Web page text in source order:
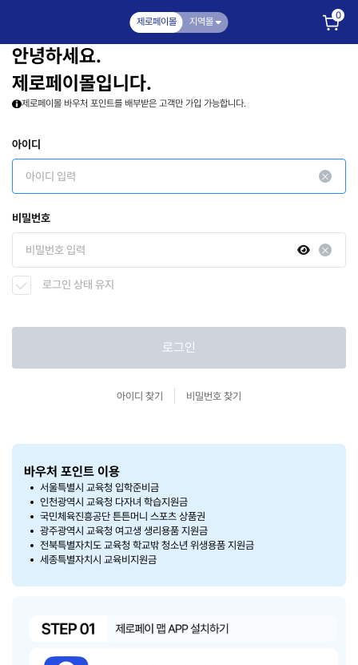
제로페이몰 지역몰
0
안녕하세요.
제로페이몰입니다.
제로페이몰 바우처 포인트를 배부받은 고객만 가입 가능합니다.
아이디
비밀번호
로그인 상태 유지
로그인
아이디 찾기 비밀번호 찾기
바우처 포인트 이용
서울특별시 교육청 입학준비금
인천광역시 교육청 다자녀 학습지원금
국민체육진흥공단 튼튼머니 스포츠 상품권
광주광역시 교육청 여고생 생리용품 지원금
전북특별자치도 교육청 학교밖 청소년 위생용품 지원금
세종특별자치시 교육비지원금